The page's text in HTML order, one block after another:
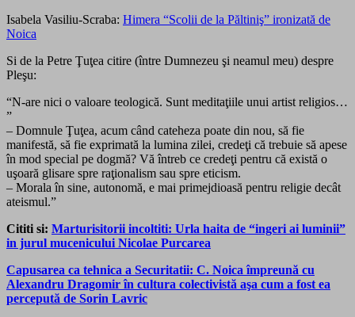
Isabela Vasiliu-Scraba: Himera “Scolii de la Păltiniş” ironizată de
Noica
Si de la Petre Ţuţea citire (între Dumnezeu şi neamul meu) despre
Pleşu:
“N-are nici o valoare teologică. Sunt meditaţiile unui artist religios…
”
– Domnule Ţuţea, acum când cateheza poate din nou, să fie
manifestă, să fie exprimată la lumina zilei, credeţi că trebuie să apese
în mod special pe dogmă? Vă întreb ce credeţi pentru că există o
uşoară glisare spre raţionalism sau spre eticism.
– Morala în sine, autonomă, e mai primejdioasă pentru religie decât
ateismul.”
Cititi si: Marturisitorii incoltiti: Urla haita de “ingeri ai luminii”
in jurul mucenicului Nicolae Purcarea
Capusarea ca tehnica a Securitatii: C. Noica împreună cu
Alexandru Dragomir în cultura colectivistă aşa cum a fost ea
percepută de Sorin Lavric